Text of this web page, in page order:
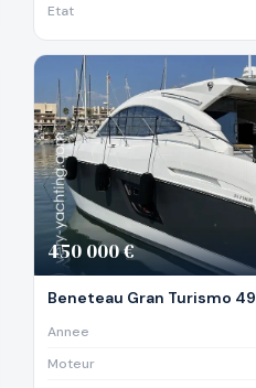
Etat
450 000 €
Beneteau Gran Turismo 49
Annee
Moteur